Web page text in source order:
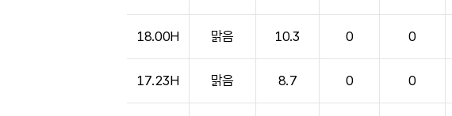
18.00H 맑음 10.3 0 0
17.23H 맑음 8.7 0 0